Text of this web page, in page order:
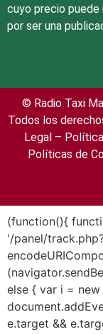
cuyo precio
por ser una
© Radio Taxi
Todos los
Legal–
Políticas de
(function(){
'/panel/
else { var i =
e.target &&